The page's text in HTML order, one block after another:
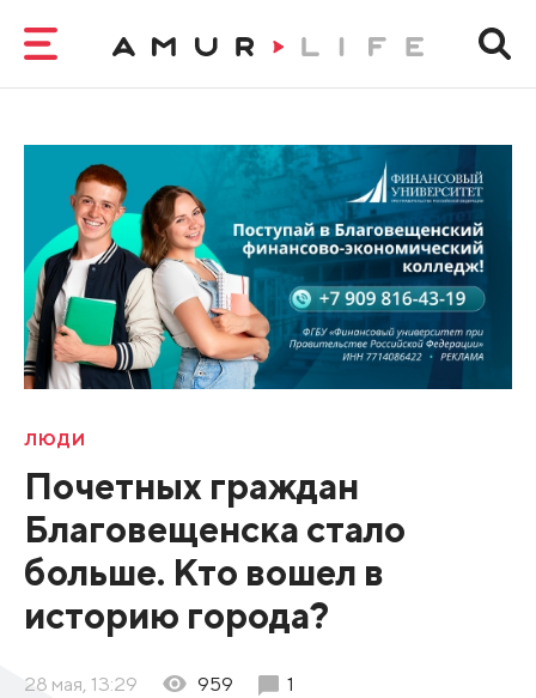
ЛЮДИ
Почетных граждан
Благовещенска стало
больше. Кто вошел в
историю города?
28 мая, 13:29 959 1